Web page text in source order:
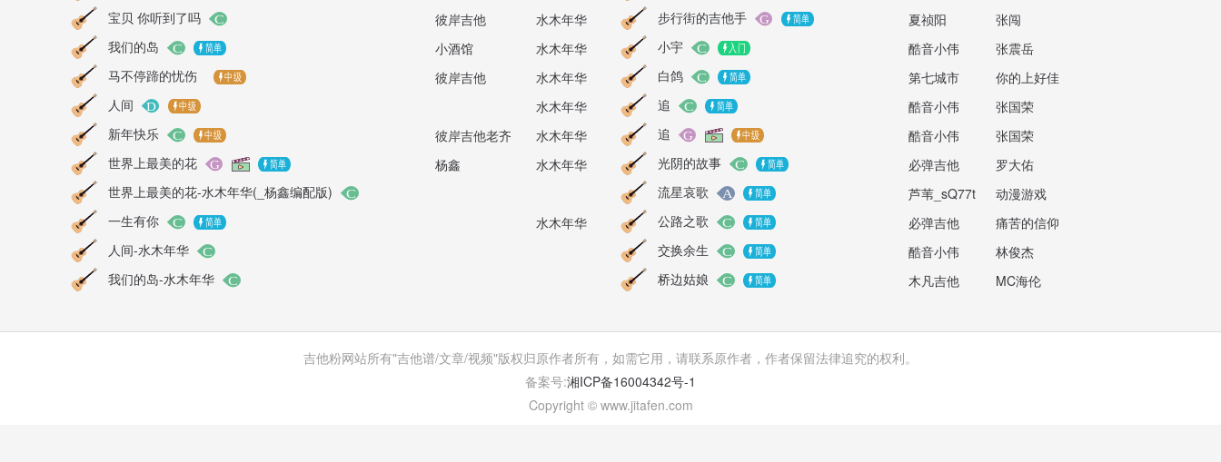
宝贝 你听到了吗
彼岸吉他
水木年华
我们的岛
小酒馆
水木年华
马不停蹄的忧伤
彼岸吉他
水木年华
人间
水木年华
新年快乐
彼岸吉他老齐
水木年华
世界上最美的花
杨鑫
水木年华
世界上最美的花-水木年华(_杨鑫编配版)
一生有你
水木年华
人间-水木年华
我们的岛-水木年华
步行街的吉他手
夏祯阳
张闯
小宇
酷音小伟
张震岳
白鸽
第七城市
你的上好佳
追
酷音小伟
张国荣
追
酷音小伟
张国荣
光阴的故事
必弹吉他
罗大佑
流星哀歌
芦苇_sQ77t
动漫游戏
公路之歌
必弹吉他
痛苦的信仰
交换余生
酷音小伟
林俊杰
桥边姑娘
木凡吉他 MC海伦
吉他粉网站所有"吉他谱/文章/视频"版权归原作者所有，如需它用，请联系原作者，作者保留法律追究的权利。
备案号:湘ICP备16004342号-1
Copyright © www.jitafen.com